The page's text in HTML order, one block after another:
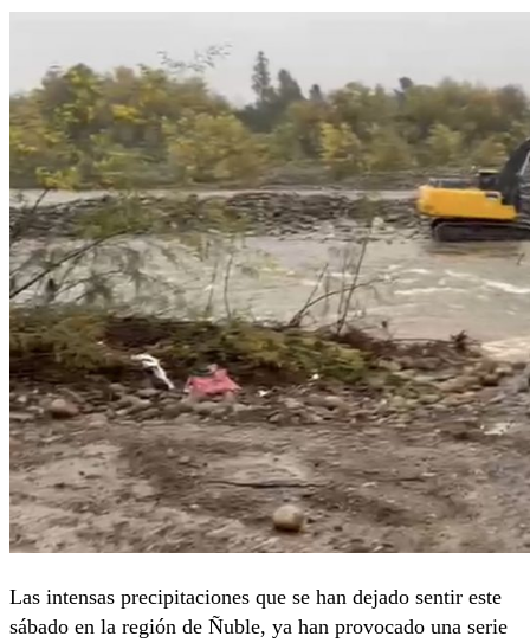
Las intensas precipitaciones que se han dejado sentir este
sábado en la región de Ñuble, ya han provocado una serie